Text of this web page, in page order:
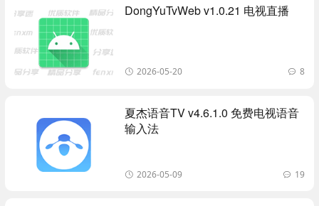
DongYuTvWeb v1.0.21 电视直播
2026-05-20 8
夏杰语音TV v4.6.1.0 免费电视语音
输入法
2026-05-09 19